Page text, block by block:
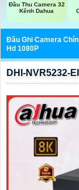
Đầu Thu Camera 32
Kênh Dahua
Đầu Ghi Camera
Hd 1080P
DHI-NVR5232-